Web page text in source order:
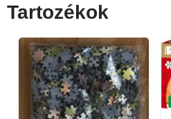
Tartozékok